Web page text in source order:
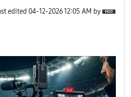
edited ‎04-12-202612:05 AM by